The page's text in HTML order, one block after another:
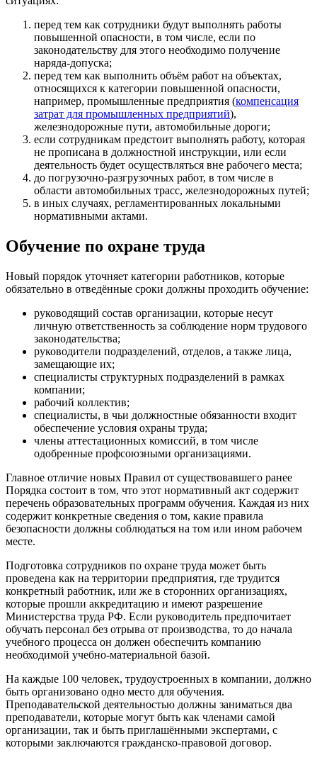
перед тем как сотрудники будут выполнять работы
повышенной опасности, в том числе, если по
законодательству для этого необходимо получение
наряда-допуска;
перед тем как выполнить объём работ на объектах,
относящихся к категории повышенной опасности,
например, промышленные предприятия (компенсация
затрат для промышленных предприятий),
железнодорожные пути, автомобильные дороги;
если сотрудникам предстоит выполнять работу, которая
не прописана в должностной инструкции, или если
деятельность будет осуществляться вне рабочего места;
до погрузочно-разгрузочных работ, в том числе в
области автомобильных трасс, железнодорожных путей;
в иных случаях, регламентированных локальными
нормативными актами.
Обучение по охране труда
Новый порядок уточняет категории работников, которые
обязательно в отведённые сроки должны проходить обучение:
руководящий состав организации, которые несут
личную ответственность за соблюдение норм трудового
законодательства;
руководители подразделений, отделов, а также лица,
замещающие их;
специалисты структурных подразделений в рамках
компании;
рабочий коллектив;
специалисты, в чьи должностные обязанности входит
обеспечение условия охраны труда;
члены аттестационных комиссий, в том числе
одобренные профсоюзными организациями.
Главное отличие новых Правил от существовавшего ранее
Порядка состоит в том, что этот нормативный акт содержит
перечень образовательных программ обучения. Каждая из них
содержит конкретные сведения о том, какие правила
безопасности должны соблюдаться на том или ином рабочем
месте.
Подготовка сотрудников по охране труда может быть
проведена как на территории предприятия, где трудится
конкретный работник, или же в сторонних организациях,
которые прошли аккредитацию и имеют разрешение
Министерства труда РФ. Если руководитель предпочитает
обучать персонал без отрыва от производства, то до начала
учебного процесса он должен обеспечить компанию
необходимой учебно-материальной базой.
На каждые 100 человек, трудоустроенных в компании, должно
быть организовано одно место для обучения.
Преподавательской деятельностью должны заниматься два
преподаватели, которые могут быть как членами самой
организации, так и быть приглашёнными экспертами, с
которыми заключаются гражданско-правовой договор.